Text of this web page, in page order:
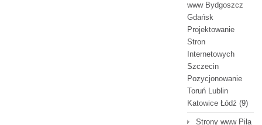
www Bydgoszcz
Gdańsk
Projektowanie
Stron
Internetowych
Szczecin
Pozycjonowanie
Toruń Lublin
Katowice Łódź (9)
Strony www Piła